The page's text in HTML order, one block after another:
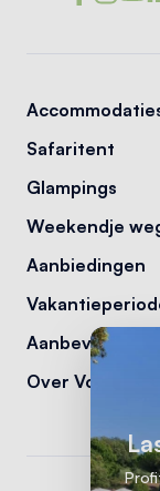
Safaritent
Glampings
Weekendje
Aanbiedingen
Aanbevelingen
Over Vodatent